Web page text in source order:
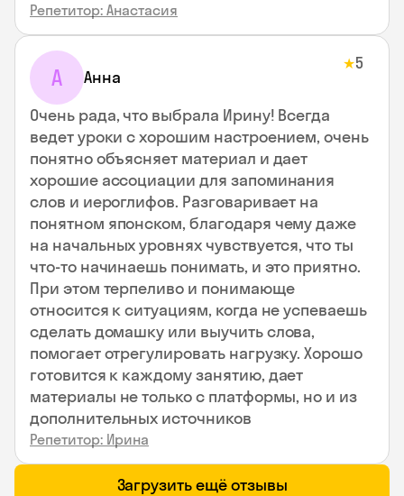
Репетитор: Анастасия
А Анна
★5
Очень рада, что выбрала Ирину! Всегда
ведет уроки с хорошим настроением, очень
понятно объясняет материал и дает
хорошие ассоциации для запоминания
слов и иероглифов. Разговаривает на
понятном японском, благодаря чему даже
на начальных уровнях чувствуется, что ты
что-то начинаешь понимать, и это приятно.
При этом терпеливо и понимающе
относится к ситуациям, когда не успеваешь
сделать домашку или выучить слова,
помогает отрегулировать нагрузку. Хорошо
готовится к каждому занятию, дает
материалы не только с платформы, но и из
дополнительных источников
Репетитор: Ирина
Загрузить ещё отзывы